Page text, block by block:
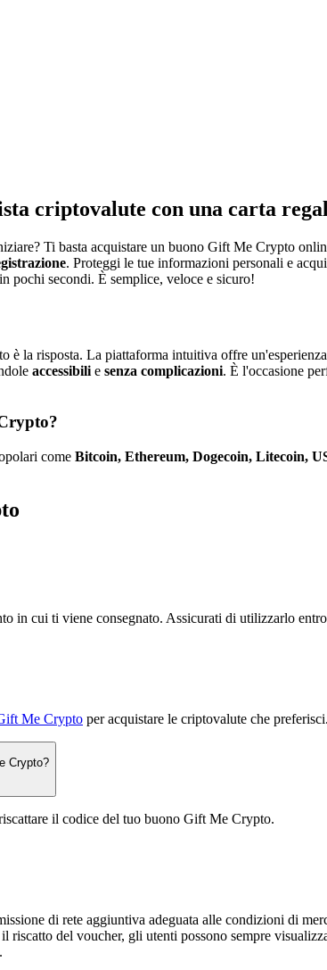
criptovalute con una carta
Ti basta acquistare un buono Gift Me Crypto
. Proteggi le tue informazioni personali e
pochi secondi. È semplice, veloce e sicuro!
la risposta. La piattaforma intuitiva offre
accessibili e senza complicazioni. È l'occasione
come Bitcoin, Ethereum, Dogecoin, Litecoin,
in cui ti viene consegnato. Assicurati di utilizzarlo
Me Crypto per acquistare le criptovalute che
Crypto?
il codice del tuo buono Gift Me Crypto.
di rete aggiuntiva adeguata alle condizioni di
riscatto del voucher, gli utenti possono sempre
.